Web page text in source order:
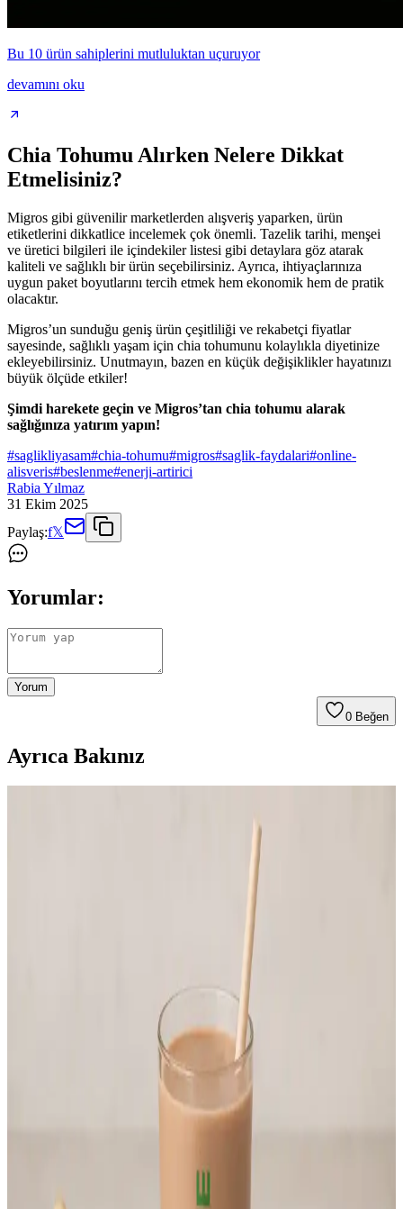
Bu 10 ürün sahiplerini mutluluktan uçuruyor
devamını oku
Chia Tohumu Alırken Nelere Dikkat
Etmelisiniz?
Migros gibi güvenilir marketlerden alışveriş yaparken, ürün
etiketlerini dikkatlice incelemek çok önemli. Tazelik tarihi, menşei
ve üretici bilgileri ile içindekiler listesi gibi detaylara göz atarak
kaliteli ve sağlıklı bir ürün seçebilirsiniz. Ayrıca, ihtiyaçlarınıza
uygun paket boyutlarını tercih etmek hem ekonomik hem de pratik
olacaktır.
Migros’un sunduğu geniş ürün çeşitliliği ve rekabetçi fiyatlar
sayesinde, sağlıklı yaşam için chia tohumunu kolaylıkla diyetinize
ekleyebilirsiniz. Unutmayın, bazen en küçük değişiklikler hayatınızı
büyük ölçüde etkiler!
Şimdi harekete geçin ve Migros’tan chia tohumu alarak
sağlığınıza yatırım yapın!
#saglikliyasam#chia-tohumu#migros#saglik-faydalari#online-
alisveris#beslenme#enerji-artirici
Rabia Yılmaz
31 Ekim 2025
Paylaş:f𝕏
Yorumlar:
Yorum
0 Beğen
Ayrıca Bakınız
Destekleyin Güvenilir Doğal Takviye
Melamoon melatonin, uyku kalitesini artıran ve uykuya dalmayı
kolaylaştıran doğal bir takviyedir. Çeşitli doz ve formda sunulan
ürün, uyku sorunlarıyla mücadelede güvenilir bir destek sağlar.
Şekersiz Kakao Tozu: Sağlıklı Yaşam İçin Lezzetli ve
Sağlıklı yaşam trendlerine uygun, şeker içermeyen kakao tozu,
doğal aroması ve düşük kalorisiyle diyetlere ve sağlıklı beslenmeye
Stanley Quencher 64oz Su Şişesi: Dayanıklı ve Çok
Yönlü Tasarım ile Sağlıklı Yaşam Desteği
Stanley Quencher 64oz, paslanmaz çelik yapısı, şık tasarımı ve geniş
Primroz Yağı ve Sağlık Güzellikteki Faydaları Doğal
İçeriklerle Destekleniyor